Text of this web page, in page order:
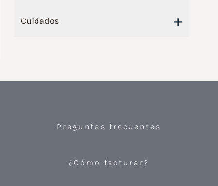
Cuidados +
Preguntas frecuentes
¿Cómo facturar?